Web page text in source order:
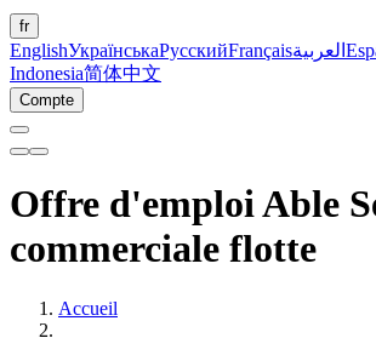
fr
EnglishУкраїнськаРусскийFrançaisالعربية
Indonesia简体中文
Compte
Offre d'emploi Able
commerciale flotte
Accueil